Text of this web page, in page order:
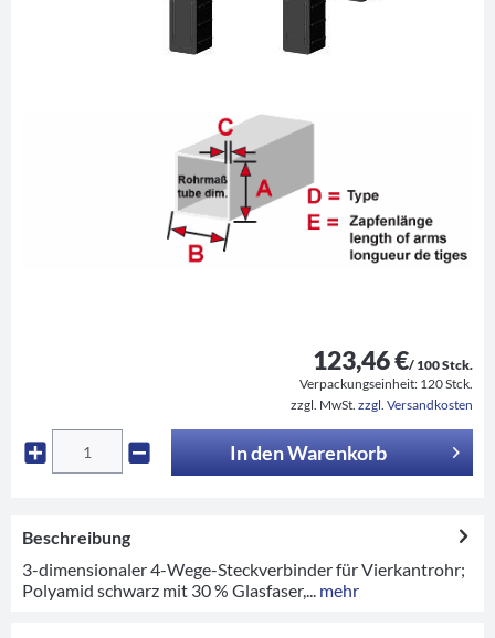
123,46 €/ 100 Stck.
Verpackungseinheit: 120 Stck.
zzgl. MwSt. zzgl. Versandkosten
In denWarenkorb
Beschreibung
3-dimensionaler 4-Wege-Steckverbinder für Vierkantrohr;
Polyamid schwarz mit 30 % Glasfaser,...
mehr